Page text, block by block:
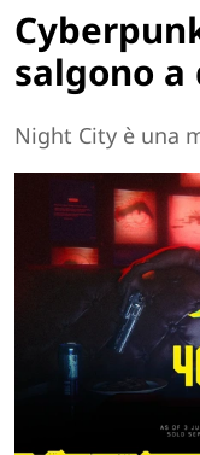
salgono
Night City è una